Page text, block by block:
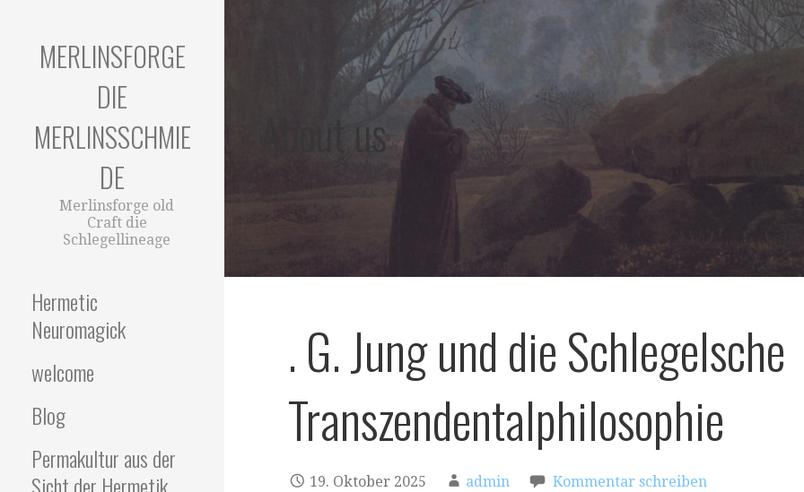
MERLINSFORGE
DIE
MERLINSSCHMIE
DE
Merlinsforge old
Craft die
Schlegellineage
Hermetic
Neuromagick
welcome
Blog
Permakultur aus der
About us
. G. Jung und die Schlegelsche
Transzendentalphilosophie
19. Oktober 2025 admin Kommentar schreiben